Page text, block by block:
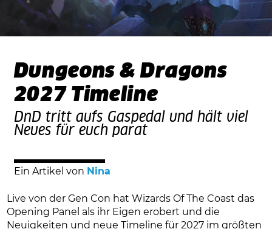
Dungeons & Dragons
2027 Timeline
DnD tritt aufs Gaspedal und hält viel
Neues für euch parat
Ein Artikel von Nina
Live von der Gen Con hat Wizards Of The Coast das
Opening Panel als ihr Eigen erobert und die
Neuigkeiten und neue Timeline für 2027 im größten